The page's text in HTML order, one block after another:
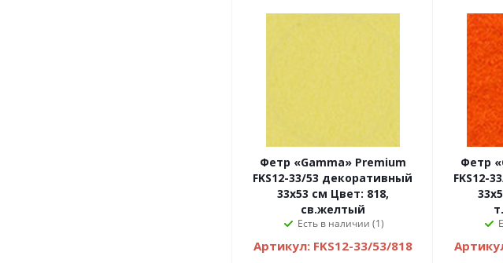
Фетр «Gamma» Premium
FKS12-33/53 декоративный
33х53 см Цвет: 818,
св.желтый
Есть в наличии (1)
Артикул: FKS12-33/53/818
Фетр
FKS12-